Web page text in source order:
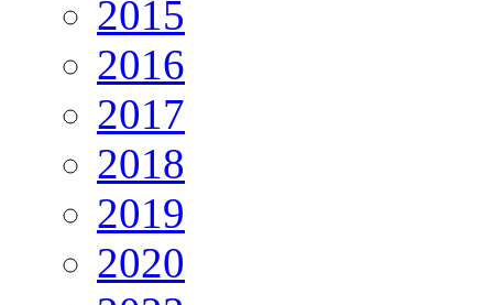
2015
2016
2017
2018
2019
2020